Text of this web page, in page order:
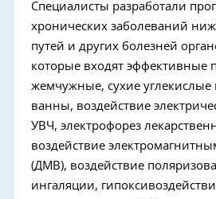
Специалисты разработали
хронических заболеваний
путей и других болезней
которые входят эффективные
жемчужные, сухие углекислые
ванны, воздействие
УВЧ, электрофорез
воздействие
(ДМВ), воздействие
ингаляции,